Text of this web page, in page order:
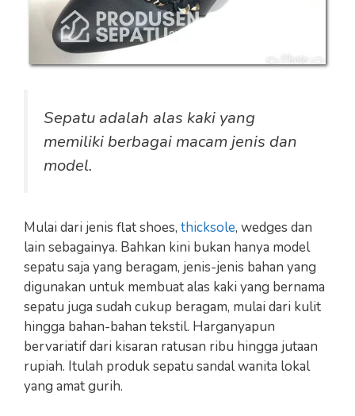
Sepatu adalah alas kaki yang
memiliki berbagai macam jenis dan
model.
Mulai dari jenis flat shoes, thicksole, wedges dan
lain sebagainya. Bahkan kini bukan hanya model
sepatu saja yang beragam, jenis-jenis bahan yang
digunakan untuk membuat alas kaki yang bernama
sepatu juga sudah cukup beragam, mulai dari kulit
hingga bahan-bahan tekstil. Harganyapun
bervariatif dari kisaran ratusan ribu hingga jutaan
rupiah. Itulah produk sepatu sandal wanita lokal
yang amat gurih.